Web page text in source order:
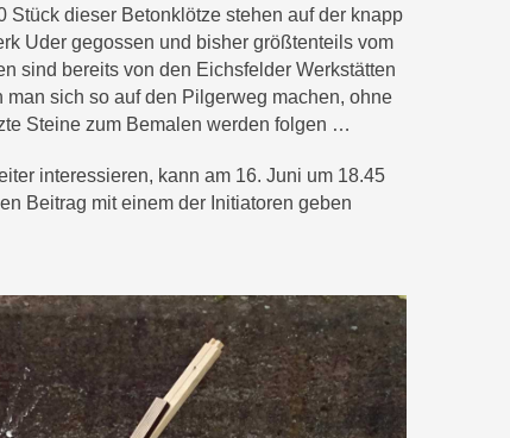
dieser Betonklötze stehen auf der knapp
Uder gegossen und bisher größtenteils vom
sind bereits von den Eichsfelder Werkstätten
sich so auf den Pilgerweg machen, ohne
Steine zum Bemalen werden folgen …
interessieren, kann am 16. Juni um 18.45
Beitrag mit einem der Initiatoren geben